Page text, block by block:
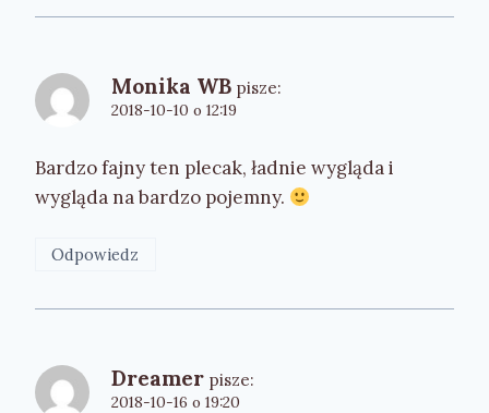
Monika WB pisze:
2018-10-10 o 12:19
Bardzo fajny ten plecak, ładnie wygląda i
wygląda na bardzo pojemny.
Odpowiedz
Dreamer pisze:
2018-10-16 o 19:20